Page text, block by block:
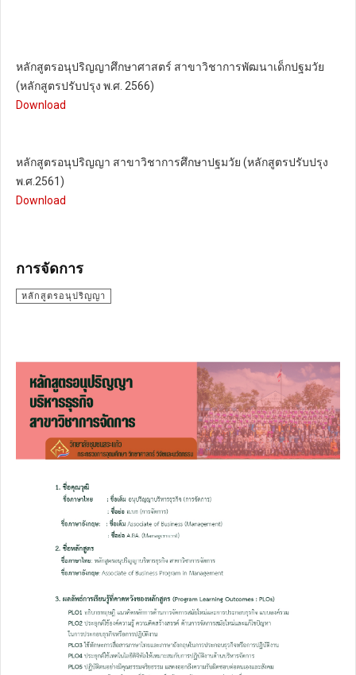
หลักสูตรอนุปริญญาศึกษาศาสตร์ สาขาวิชาการพัฒนาเด็กปฐมวัย
(หลักสูตรปรับปรุง พ.ศ. 2566)
Download
หลักสูตรอนุปริญญา สาขาวิชาการศึกษาปฐมวัย (หลักสูตรปรับปรุง
พ.ศ.2561)
Download
การจัดการ
หลักสูตรอนุปริญญา